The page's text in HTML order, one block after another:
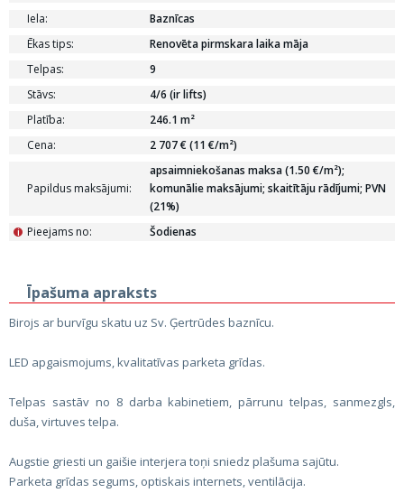
Iela:
Baznīcas
Ēkas tips:
Renovēta pirmskara laika māja
Telpas:
9
Stāvs:
4/6 (ir lifts)
Platība:
246.1 m²
Cena:
2 707 € (11 €/m²)
Papildus maksājumi:
apsaimniekošanas maksa (1.50 €/m²);
komunālie maksājumi; skaitītāju rādījumi; PVN
(21%)
Pieejams no:
i Šodienas
Īpašuma apraksts
Birojs ar burvīgu skatu uz Sv. Ģertrūdes baznīcu.
LED apgaismojums, kvalitatīvas parketa grīdas.
Telpas sastāv no 8 darba kabinetiem, pārrunu telpas, sanmezgls,
duša, virtuves telpa.
Augstie griesti un gaišie interjera toņi sniedz plašuma sajūtu.
Parketa grīdas segums, optiskais internets, ventilācija.